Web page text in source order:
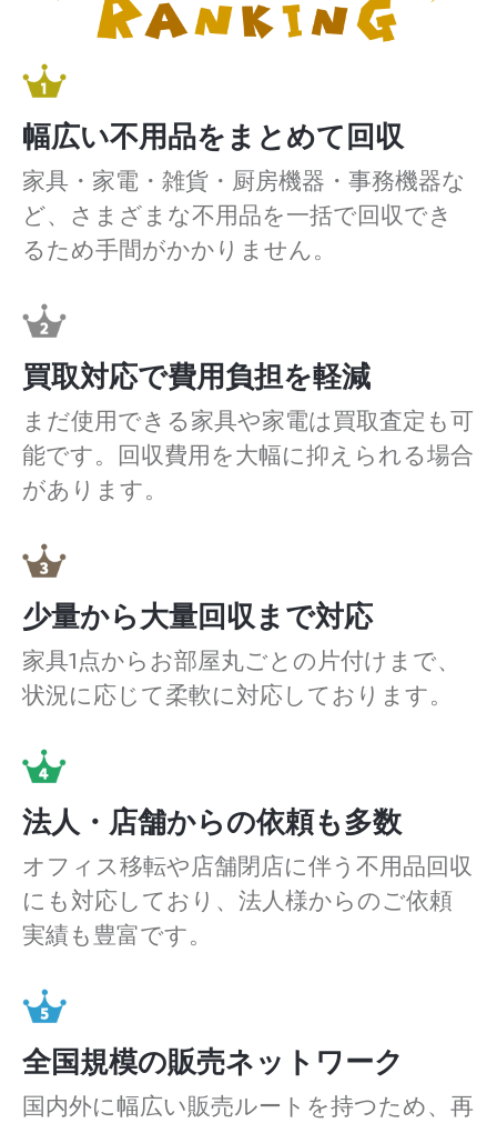
幅広い不用品をまとめて回収
家具・家電・雑貨・厨房機器・事務機器な
ど、さまざまな不用品を一括で回収でき
るため手間がかかりません。
買取対応で費用負担を軽減
まだ使用できる家具や家電は買取査定も可
能です。回収費用を大幅に抑えられる場合
があります。
少量から大量回収まで対応
家具1点からお部屋丸ごとの片付けまで、
状況に応じて柔軟に対応しております。
法人・店舗からの依頼も多数
オフィス移転や店舗閉店に伴う不用品回収
にも対応しており、法人様からのご依頼
実績も豊富です。
全国規模の販売ネットワーク
国内外に幅広い販売ルートを持つため、再